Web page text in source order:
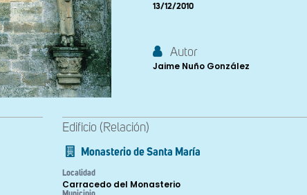
13/12/2010
Autor
Jaime Nuño González
Edificio (Relación)
Monasterio de Santa María
Localidad
Carracedo del Monasterio